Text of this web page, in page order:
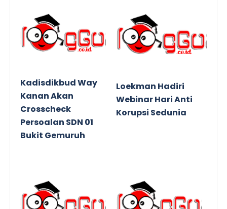
Kadisdikbud Way
Kanan Akan
Crosscheck
Persoalan SDN 01
Bukit Gemuruh
Loekman Hadiri
Webinar Hari Anti
Korupsi Sedunia